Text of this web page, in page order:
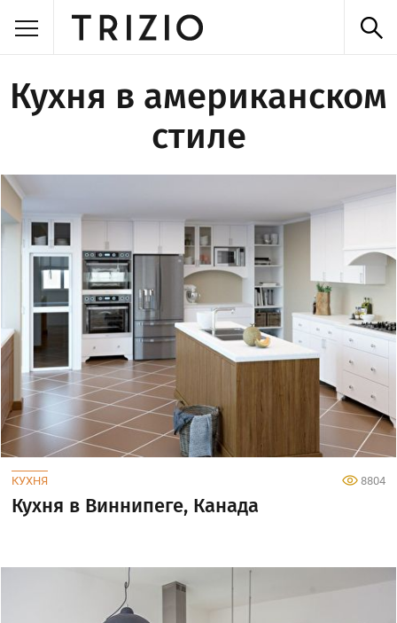
Кухня в американском
стиле
КУХНЯ 8804
Кухня в Виннипеге, Канада